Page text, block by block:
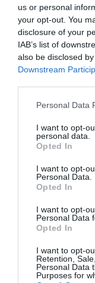
us or personal
your opt-out. You
disclosure of your
IAB’s list of
also be disclosed
Downstream
Please note that
not limited to your
grant or deny
use your data for
consent section.
Personal Data
I want to opt-
personal data.
Opted In
I want to opt-
Personal Data.
Opted In
I want to opt-
Personal Data
Opted In
I want to opt-
Retention,
Personal Data
Purposes for